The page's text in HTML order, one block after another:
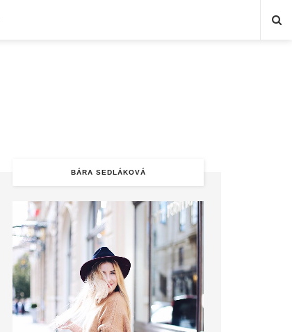
BÁRA SEDLÁKOVÁ